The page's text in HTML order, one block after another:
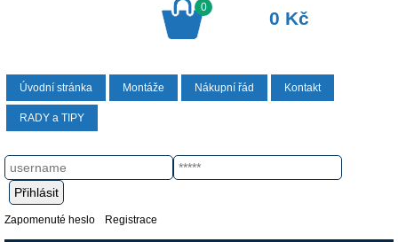
0
0 Kč
Úvodní stránka Montáže Nákupní řád Kontakt
RADY a TIPY
Zapomenuté heslo Registrace